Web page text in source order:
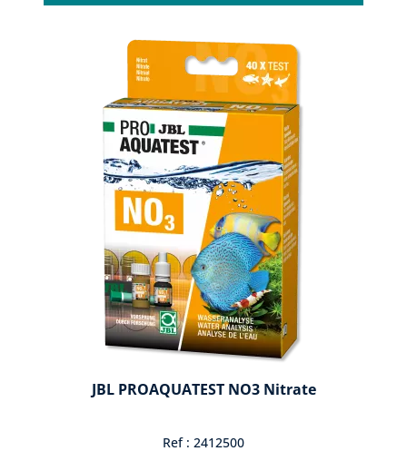
JBL PROAQUATEST NO3 Nitrate
Ref : 2412500